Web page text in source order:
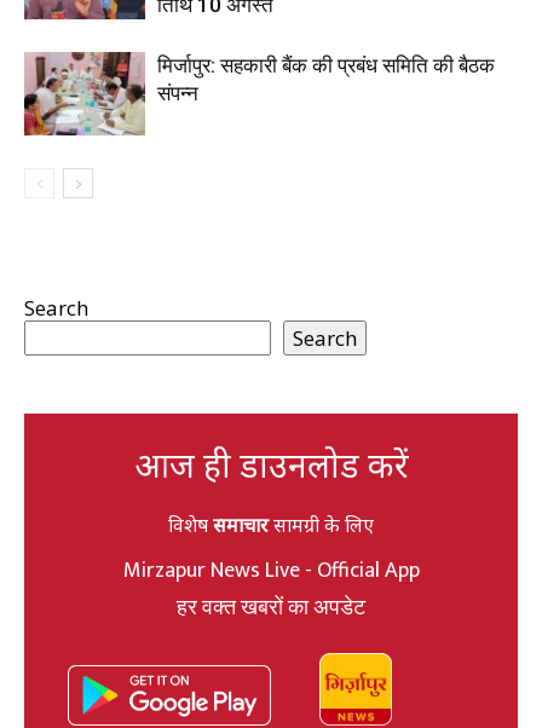
तिथि 10 अगस्त
मिर्जापुर: सहकारी बैंक की प्रबंध समिति की बैठक
संपन्न
Search
Search
आज ही डाउनलोड करें
विशेषसमाचारसामग्री के लिए
Mirzapur News Live - Official App
हर वक्त खबरों का अपडेट